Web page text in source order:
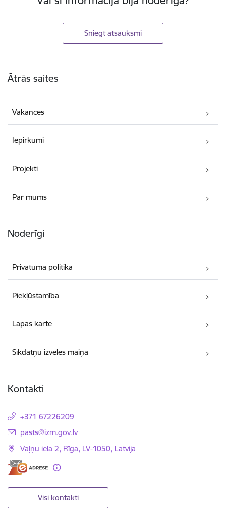
Sniegt atsauksmi
Ātrās saites
Vakances
Iepirkumi
Projekti
Par mums
Noderīgi
Privātuma politika
Piekļūstamība
Lapas karte
Sīkdatņu izvēles maiņa
Kontakti
+371 67226209
E-pasts:
pasts@izm.gov.lv
Vaļņu iela 2, Rīga, LV-1050, Latvija
Visi kontakti